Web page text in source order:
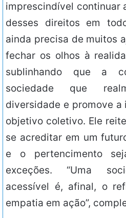
imprescindível continuar
desses direitos em
ainda precisa de muitos
fechar os olhos à
sublinhando que a
sociedade que
diversidade e promove a
objetivo coletivo. Ele
se acreditar em um
e o pertencimento
exceções. “Uma
acessível é, afinal, o
empatia em ação”,